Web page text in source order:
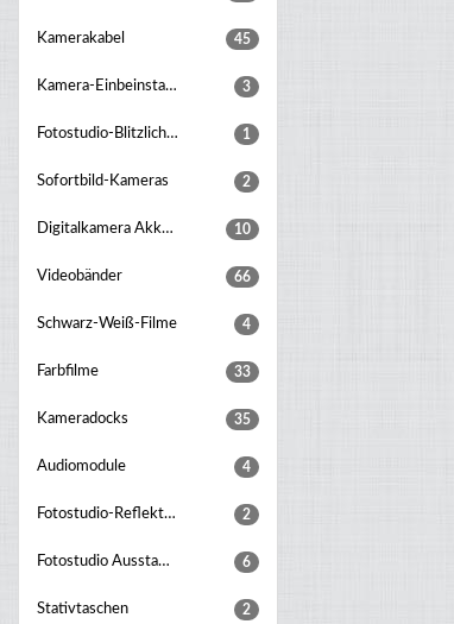
Kamerakabel 45
Kamera-Einbeinstative 3
Fotostudio-Blitzlichter 1
Sofortbild-Kameras 2
Digitalkamera Akku Griff 10
Videobänder 66
Schwarz-Weiß-Filme 4
Farbfilme 33
Kameradocks 35
Audiomodule 4
Fotostudio-Reflektoren 2
Fotostudio Ausstattungsset 6
Stativtaschen 2